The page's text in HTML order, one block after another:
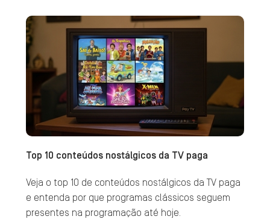
Top 10 conteúdos nostálgicos da TV paga
Veja o top 10 de conteúdos nostálgicos da TV paga
e entenda por que programas clássicos seguem
presentes na programação até hoje.